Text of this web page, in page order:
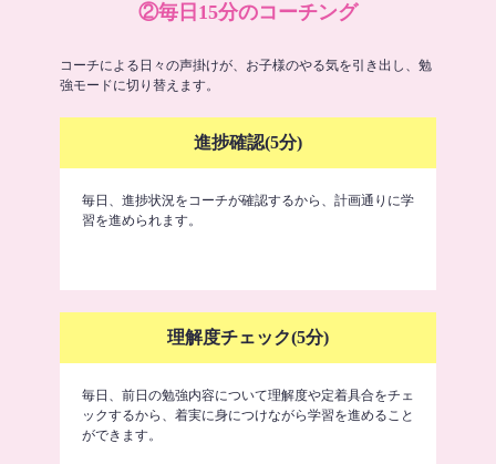
②毎日15分のコーチング
コーチによる日々の声掛けが、お子様のやる気を引き出し、勉
強モードに切り替えます。
進捗確認(5分)
毎日、進捗状況をコーチが確認するから、計画通りに学
習を進められます。
理解度チェック(5分)
毎日、前日の勉強内容について理解度や定着具合をチェ
ックするから、着実に身につけながら学習を進めること
ができます。